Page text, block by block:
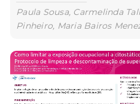
Paula Sousa, Carmelinda
Pinheiro, Maria Bairos